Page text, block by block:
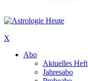
X
Abo
Aktuelles Heft
Jahresabo